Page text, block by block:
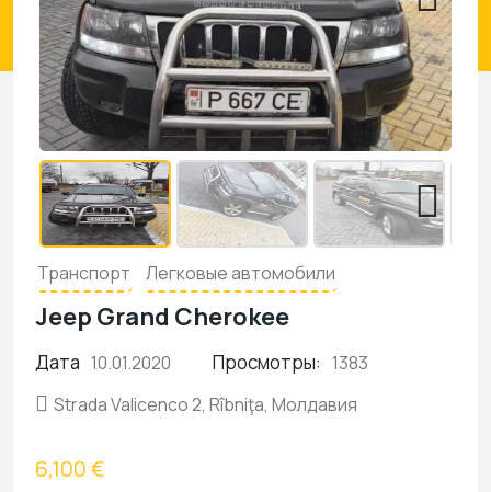
Транспорт Легковые автомобили
Jeep Grand Cherokee
Дата 10.01.2020 Просмотры: 1383
Strada Valicenco 2, Rîbniţa, Молдавия
6,100 €